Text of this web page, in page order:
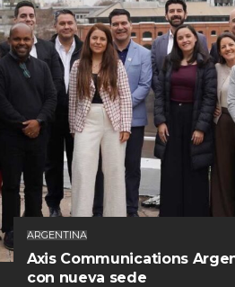
ARGENTINA
Axis Communications
con nueva sede